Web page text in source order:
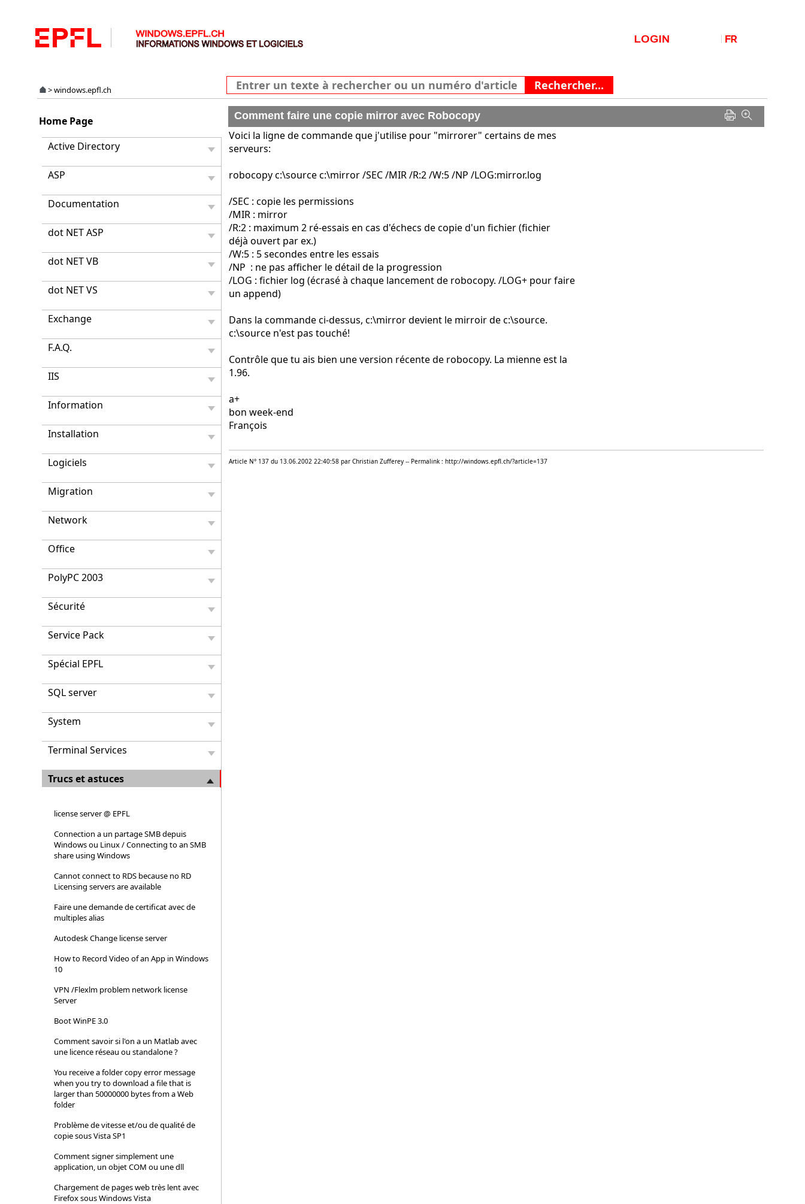
>windows.epfl.ch
Home Page
Active Directory
ASP
Documentation
dot NET ASP
dot NET VB
dot NET VS
Exchange
F.A.Q.
IIS
Information
Installation
Logiciels
Migration
Network
Office
PolyPC 2003
Sécurité
Service Pack
Spécial EPFL
SQL server
System
Terminal Services
Trucs et astuces
license server @ EPFL
Connection a un partage SMB depuis
Windows ou Linux / Connecting to an SMB
share using Windows
Cannot connect to RDS because no RD
Licensing servers are available
Faire une demande de certificat avec de
multiples alias
Autodesk Change license server
How to Record Video of an App in Windows
10
VPN /Flexlm problem network license
Server
Boot WinPE 3.0
Comment savoir si l'on a un Matlab avec
une licence réseau ou standalone ?
You receive a folder copy error message
when you try to download a file that is
larger than 50000000 bytes from a Web
folder
Problème de vitesse et/ou de qualité de
copie sous Vista SP1
Comment signer simplement une
application, un objet COM ou une dll
Chargement de pages web très lent avec
Firefox sous Windows Vista
Comment faire une copie mirror avec Robocopy
Voici la ligne de commande que j'utilise pour "mirrorer" certains de mes
serveurs:
robocopy c:\source c:\mirror /SEC /MIR /R:2 /W:5 /NP /LOG:mirror.log
/SEC : copie les permissions
/MIR : mirror
/R:2 : maximum 2 ré-essais en cas d'échecs de copie d'un fichier (fichier
déjà ouvert par ex.)
/W:5 : 5 secondes entre les essais
/NP : ne pas afficher le détail de la progression
/LOG : fichier log (écrasé à chaque lancement de robocopy. /LOG+ pour faire
un append)
Dans la commande ci-dessus, c:\mirror devient le mirroir de c:\source.
c:\source n'est pas touché!
Contrôle que tu ais bien une version récente de robocopy. La mienne est la
1.96.
a+
bon week-end
François
Article N° 137 du 13.06.2002 22:40:58 par Christian Zufferey -- Permalink : http://windows.epfl.ch/?article=137